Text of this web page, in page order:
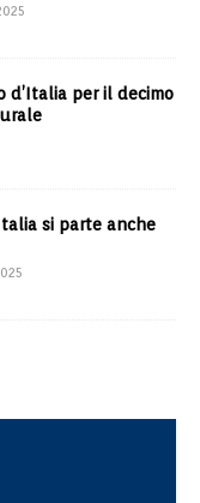
per il decimo
si parte anche